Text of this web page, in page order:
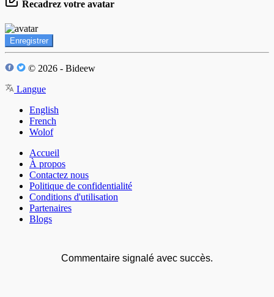
Recadrez votre avatar
Enregistrer
© 2026 - Bideew
Langue
English
French
Wolof
Accueil
À propos
Contactez nous
Politique de confidentialité
Conditions d'utilisation
Partenaires
Blogs
Commentaire signalé avec succès.